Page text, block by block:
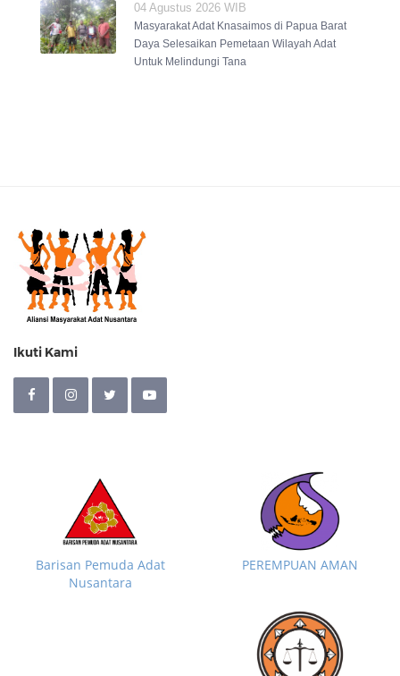
04 Agustus 2026 WIB
Masyarakat Adat Knasaimos di Papua Barat
Daya Selesaikan Pemetaan Wilayah Adat
Untuk Melindungi Tana
Ikuti Kami
Barisan Pemuda Adat
Nusantara
PEREMPUAN AMAN